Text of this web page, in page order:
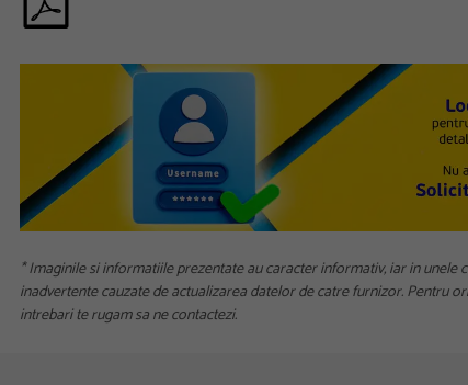
* Imaginile si informatiile prezentate au caracter informativ, iar in unele
inadvertente cauzate de actualizarea datelor de catre furnizor. Pentru
intrebari te rugam sa ne contactezi.